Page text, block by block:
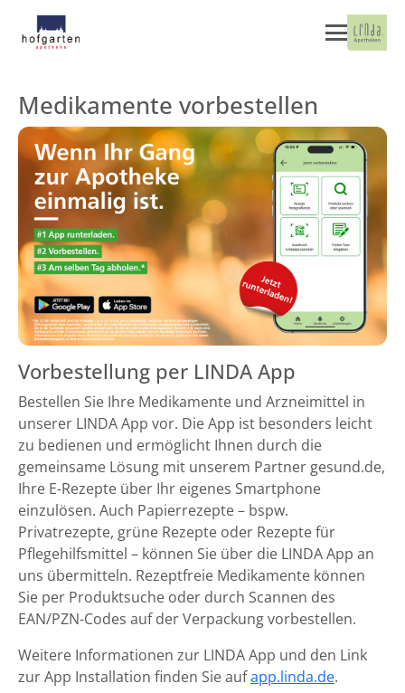
Medikamente vorbestellen
Vorbestellung per LINDA App
Bestellen Sie Ihre Medikamente und Arzneimittel in
unserer LINDA App vor. Die App ist besonders leicht
zu bedienen und ermöglicht Ihnen durch die
gemeinsame Lösung mit unserem Partner gesund.de,
Ihre E-Rezepte über Ihr eigenes Smartphone
einzulösen. Auch Papierrezepte – bspw.
Privatrezepte, grüne Rezepte oder Rezepte für
Pflegehilfsmittel – können Sie über die LINDA App an
uns übermitteln. Rezeptfreie Medikamente können
Sie per Produktsuche oder durch Scannen des
EAN/PZN-Codes auf der Verpackung vorbestellen.
Weitere Informationen zur LINDA App und den Link
zur App Installation finden Sie aufapp.linda.de.